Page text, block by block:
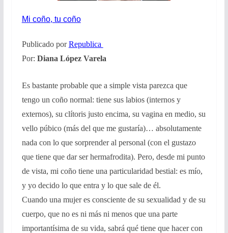
Mi coño, tu coño
Publicado porRepublica
Por: Diana López Varela
Es bastante probable que a simple vista parezca que
tengo un coño normal: tiene sus labios (internos y
externos), su clítoris justo encima, su vagina en medio, su
vello púbico (más del que me gustaría)… absolutamente
nada con lo que sorprender al personal (con el gustazo
que tiene que dar ser hermafrodita). Pero, desde mi punto
de vista, mi coño tiene una particularidad bestial: es mío,
y yo decido lo que entra y lo que sale de él.
Cuando una mujer es consciente de su sexualidad y de su
cuerpo, que no es ni más ni menos que una parte
importantísima de su vida, sabrá qué tiene que hacer con